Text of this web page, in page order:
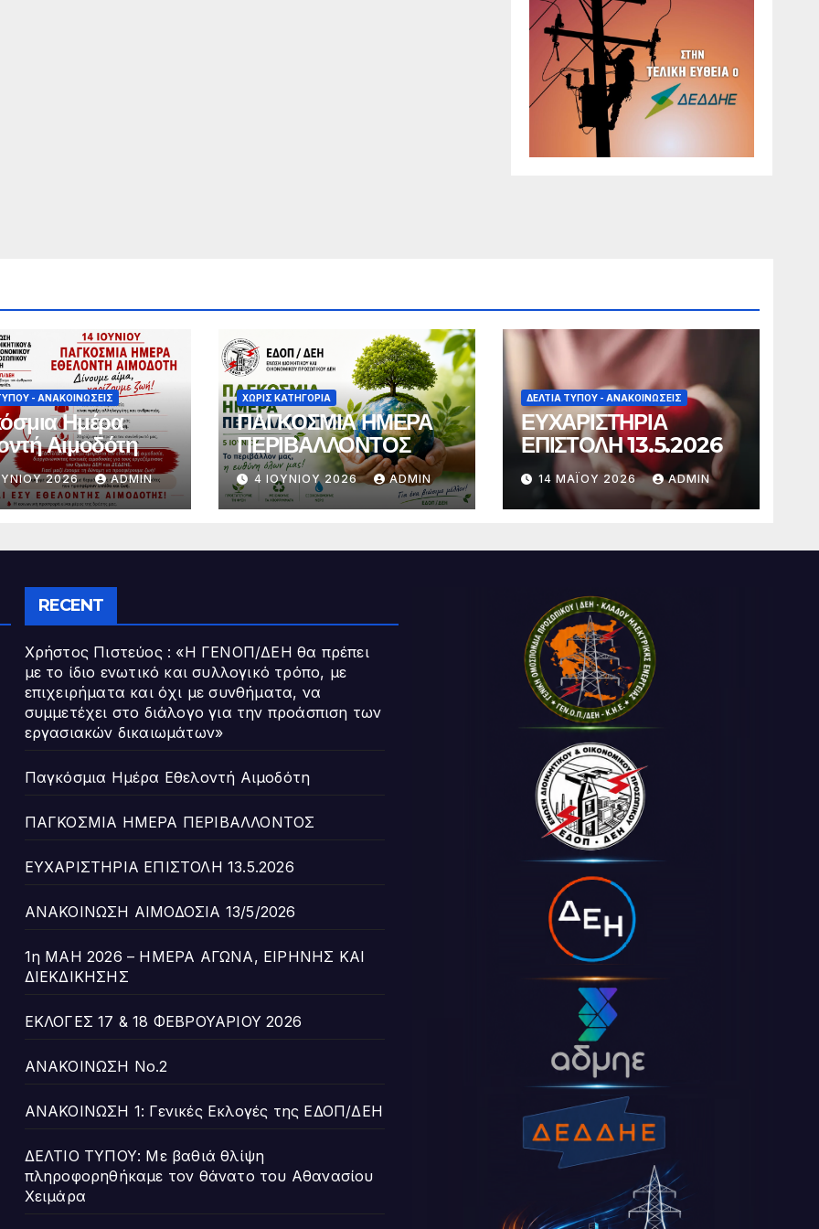
- ΑΝΑΚΟΙΝΏΣΕΙΣ
Ημέρα
Αιμοδότη
2026 ADMIN
ΧΩΡΊΣ ΚΑΤΗΓΟΡΊΑ
ΠΑΓΚΟΣΜΙΑ ΗΜΕΡΑ
ΠΕΡΙΒΑΛΛΟΝΤΟΣ
4 ΙΟΥΝΊΟΥ 2026 ADMIN
ΔΕΛΤΊΑ ΤΎΠΟΥ - ΑΝΑΚΟΙΝΏΣΕΙΣ
ΕΥΧΑΡΙΣΤΗΡΙΑ
ΕΠΙΣΤΟΛΗ 13.5.2026
14 ΜΑΪ́ΟΥ 2026 ADMIN
RECENT
Χρήστος Πιστεύος : «Η ΓΕΝΟΠ/ΔΕΗ θα πρέπει
με το ίδιο ενωτικό και συλλογικό τρόπο, με
επιχειρήματα και όχι με συνθήματα, να
συμμετέχει στο διάλογο για την προάσπιση των
εργασιακών δικαιωμάτων»
Παγκόσμια Ημέρα Εθελοντή Αιμοδότη
ΠΑΓΚΟΣΜΙΑ ΗΜΕΡΑ ΠΕΡΙΒΑΛΛΟΝΤΟΣ
ΕΥΧΑΡΙΣΤΗΡΙΑ ΕΠΙΣΤΟΛΗ 13.5.2026
ΑΝΑΚΟΙΝΩΣΗ ΑΙΜΟΔΟΣΙΑ 13/5/2026
1η ΜΑΗ 2026 – ΗΜΕΡΑ ΑΓΩΝΑ, ΕΙΡΗΝΗΣ ΚΑΙ
ΔΙΕΚΔΙΚΗΣΗΣ
ΕΚΛΟΓΕΣ 17 & 18 ΦΕΒΡΟΥΑΡΙΟΥ 2026
ΑΝΑΚΟΙΝΩΣΗ Νο.2
ΑΝΑΚΟΙΝΩΣΗ 1: Γενικές Εκλογές της ΕΔΟΠ/ΔΕΗ
ΔΕΛΤΙΟ ΤΥΠΟΥ: Με βαθιά θλίψη
πληροφορηθήκαμε τον θάνατο του Αθανασίου
Χειμάρα